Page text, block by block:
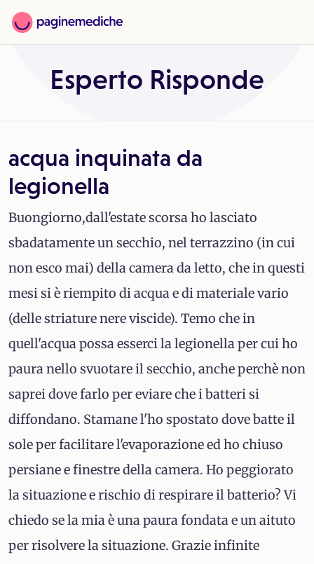
Esperto Risponde
acqua inquinata da
legionella
Buongiorno,dall'estate scorsa ho lasciato
sbadatamente un secchio, nel terrazzino (in cui
non esco mai) della camera da letto, che in questi
mesi si è riempito di acqua e di materiale vario
(delle striature nere viscide). Temo che in
quell'acqua possa esserci la legionella per cui ho
paura nello svuotare il secchio, anche perchè non
saprei dove farlo per eviare che i batteri si
diffondano. Stamane l'ho spostato dove batte il
sole per facilitare l'evaporazione ed ho chiuso
persiane e finestre della camera. Ho peggiorato
la situazione e rischio di respirare il batterio? Vi
chiedo se la mia è una paura fondata e un aituto
per risolvere la situazione. Grazie infinite